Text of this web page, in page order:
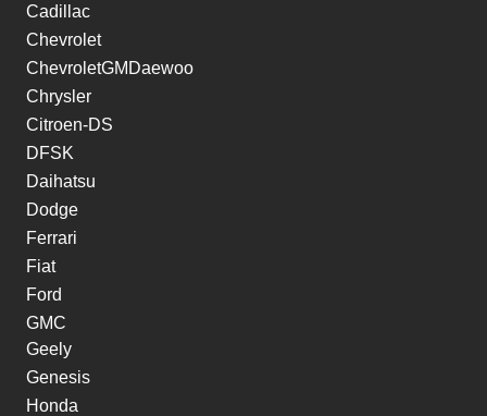
Cadillac
Chevrolet
ChevroletGMDaewoo
Chrysler
Citroen-DS
DFSK
Daihatsu
Dodge
Ferrari
Fiat
Ford
GMC
Geely
Genesis
Honda